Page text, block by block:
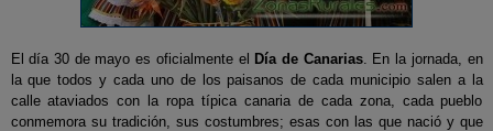
El día 30 de mayo es oficialmente el Día de Canarias. En la jornada, en
la que todos y cada uno de los paisanos de cada municipio salen a la
calle ataviados con la ropa típica canaria de cada zona, cada pueblo
conmemora su tradición, sus costumbres; esas con las que nació y que